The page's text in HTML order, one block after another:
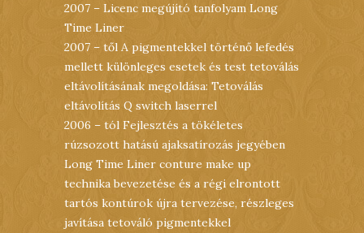
2007 – Licenc megújító tanfolyam Long
Time Liner
2007 – től A pigmentekkel történő lefedés
mellett különleges esetek és test tetoválás
eltávolításának megoldása: Tetoválás
eltávolítás Q switch laserrel
2006 – tól Fejlesztés a tökéletes
rúzsozott hatású ajaksatírozás jegyében
Long Time Liner conture make up
technika bevezetése és a régi elrontott
tartós kontúrok újra tervezése, részleges
javítása tetováló pigmentekkel